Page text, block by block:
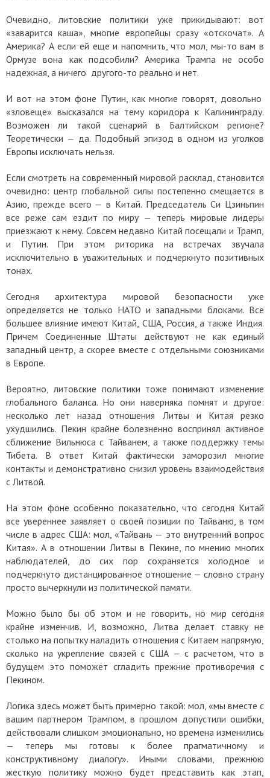
Очевидно, литовские политики уже прикидывают: вот
«заварится каша», многие европейцы сразу «отскочат». А
Америка? А если ей еще и напомнить, что мол, мы-то вам в
Ормузе вона как подсобили? Америка Трампа не особо
надежная, а ничего другого-то реально и нет.
И вот на этом фоне Путин, как многие говорят, довольно
«зловеще» высказался на тему коридора к Калининграду.
Возможен ли такой сценарий в Балтийском регионе?
Теоретически — да. Подобный эпизод в одном из уголков
Европы исключать нельзя.
Если смотреть на современный мировой расклад, становится
очевидно: центр глобальной силы постепенно смещается в
Азию, прежде всего — в Китай. Председатель Си Цзиньпин
все реже сам ездит по миру — теперь мировые лидеры
приезжают к нему. Совсем недавно Китай посещали и Трамп,
и Путин. При этом риторика на встречах звучала
исключительно в уважительных и подчеркнуто позитивных
тонах.
Сегодня архитектура мировой безопасности уже
определяется не только НАТО и западными блоками. Все
большее влияние имеют Китай, США, Россия, а также Индия.
Причем Соединенные Штаты действуют не как единый
западный центр, а скорее вместе с отдельными союзниками
в Европе.
Вероятно, литовские политики тоже понимают изменение
глобального баланса. Но они наверняка помнят и другое:
несколько лет назад отношения Литвы и Китая резко
ухудшились. Пекин крайне болезненно воспринял активное
сближение Вильнюса с Тайванем, а также поддержку темы
Тибета. В ответ Китай фактически заморозил многие
контакты и демонстративно снизил уровень взаимодействия
с Литвой.
На этом фоне особенно показательно, что сегодня Китай
все увереннее заявляет о своей позиции по Тайваню, в том
числе в адрес США: мол, «Тайвань — это внутренний вопрос
Китая». А в отношении Литвы в Пекине, по мнению многих
наблюдателей, до сих пор сохраняется холодное и
подчеркнуто дистанцированное отношение — словно страну
просто вычеркнули из политической памяти.
Можно было бы об этом и не говорить, но мир сегодня
крайне изменчив. И, возможно, Литва делает ставку не
столько на попытку наладить отношения с Китаем напрямую,
сколько на укрепление связей с США — с расчетом, что в
будущем это поможет сгладить прежние противоречия с
Пекином.
Логика здесь может быть примерно такой: мол, «мы вместе с
вашим партнером Трампом, в прошлом допустили ошибки,
действовали слишком эмоционально, но времена изменились
— теперь мы готовы к более прагматичному и
конструктивному диалогу». Иными словами, прежнюю
жесткую политику можно будет представить как этап,